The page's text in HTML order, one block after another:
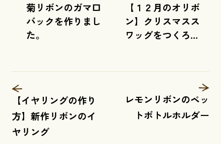
菊リボンのガマ口
バックを作りまし
た。
【１２月のオリボ
ン】クリスマスス
ワッグをつくろう
【イヤリングの作り
方】新作リボンのイ
ヤリング
レモンリボンのペッ
トボトルホルダー